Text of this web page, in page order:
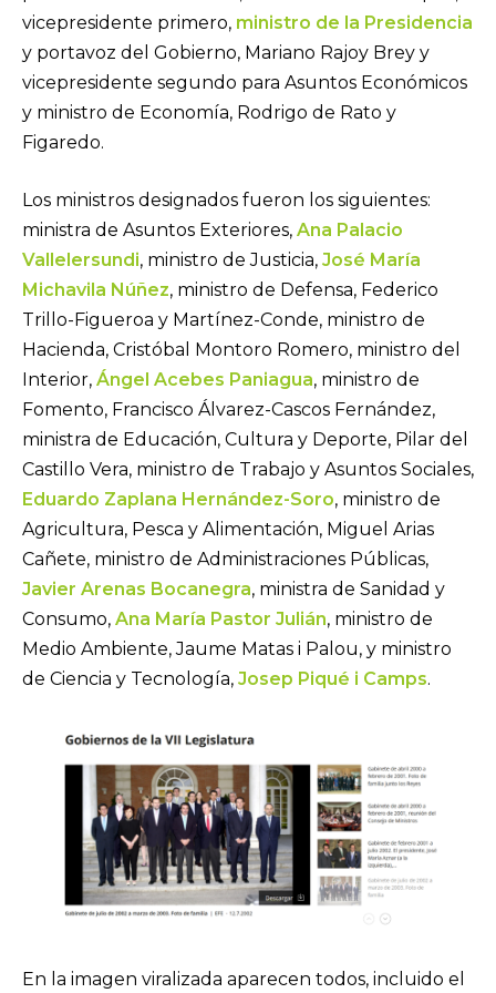
vicepresidente primero, ministro de la Presidencia
y portavoz del Gobierno, Mariano Rajoy Brey y
vicepresidente segundo para Asuntos Económicos
y ministro de Economía, Rodrigo de Rato y
Figaredo.
Los ministros designados fueron los siguientes:
ministra de Asuntos Exteriores, Ana Palacio
Vallelersundi, ministro de Justicia, José María
Michavila Núñez, ministro de Defensa, Federico
Trillo-Figueroa y Martínez-Conde, ministro de
Hacienda, Cristóbal Montoro Romero, ministro del
Interior, Ángel Acebes Paniagua, ministro de
Fomento, Francisco Álvarez-Cascos Fernández,
ministra de Educación, Cultura y Deporte, Pilar del
Castillo Vera, ministro de Trabajo y Asuntos Sociales,
Eduardo Zaplana Hernández-Soro, ministro de
Agricultura, Pesca y Alimentación, Miguel Arias
Cañete, ministro de Administraciones Públicas,
Javier Arenas Bocanegra, ministra de Sanidad y
Consumo, Ana María Pastor Julián, ministro de
Medio Ambiente, Jaume Matas i Palou, y ministro
de Ciencia y Tecnología, Josep Piqué i Camps.
En la imagen viralizada aparecen todos, incluido el